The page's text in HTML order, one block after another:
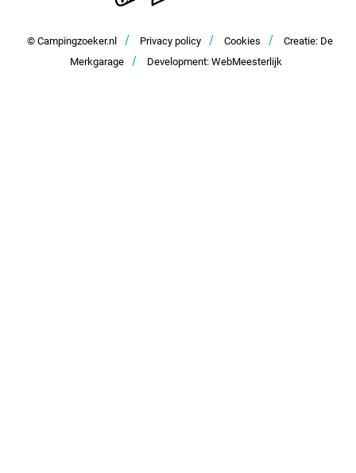
Contact
© Campingzoeker.nl / Privacy policy / Cookies /
Creatie: De
Merkgarage
/ Development: WebMeesterlijk